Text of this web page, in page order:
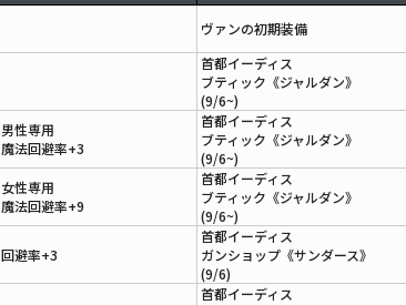
ヴァンの初期装備
首都イーディス
ブティック《ジャルダン》
(9/6~)
男性専用
魔法回避率+3
首都イーディス
ブティック《ジャルダン》
(9/6~)
女性専用
魔法回避率+9
首都イーディス
ブティック《ジャルダン》
(9/6~)
回避率+3
首都イーディス
ガンショップ《サンダース》
(9/6)
首都イーディス